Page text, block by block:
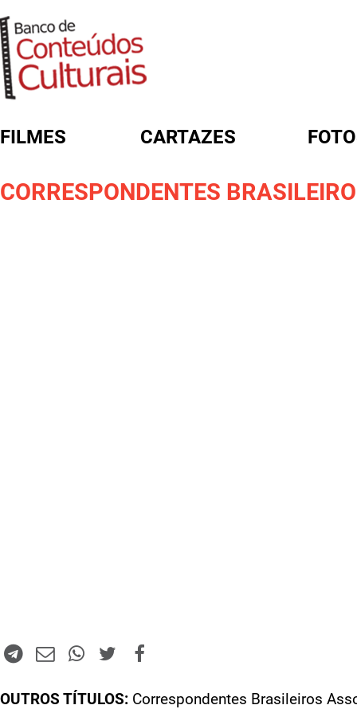
FILMES CARTAZES
CORRESPONDENTES
OUTROS TÍTULOS: Correspondentes Brasileiros
FORMULÁRIO DE BUSCA